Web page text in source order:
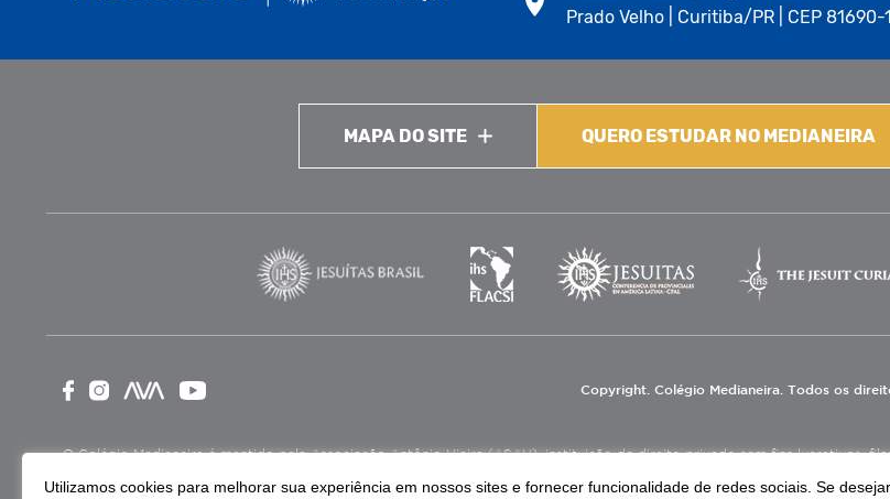
Prado Velho | Curitiba/PR | CEP 81690-
MAPA DO SITE QUERO ESTUDAR NO MEDIANEIRA
Copyright. Colégio Medianeira. Todos os
O Colégio Medianeira é mantido pela Associação Antônio Vieira (ASAV), instituição de direito privado sem fins lucrativos,
Utilizamos cookies para melhorar sua experiência em nossos sites e fornecer funcionalidade de redes sociais. Se